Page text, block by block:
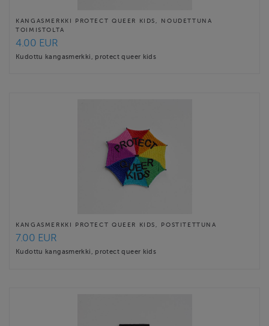
KANGASMERKKI PROTECT QUEER KIDS, NOUDETTUNA
TOIMISTOLTA
4.00 EUR
Kudottu kangasmerkki, protect queer kids
KANGASMERKKI PROTECT QUEER KIDS, POSTITETTUNA
7.00 EUR
Kudottu kangasmerkki, protect queer kids